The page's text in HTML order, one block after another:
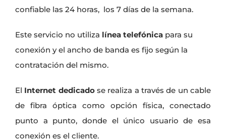
confiable las 24 horas, los 7 días de la semana.
Este servicio no utiliza línea telefónicapara su
conexión y el ancho de banda es fijo según la
contratación del mismo.
El Internet dedicadose realiza a través de un cable
de fibra óptica como opción física, conectado
punto a punto, donde el único usuario de esa
conexión es el cliente.